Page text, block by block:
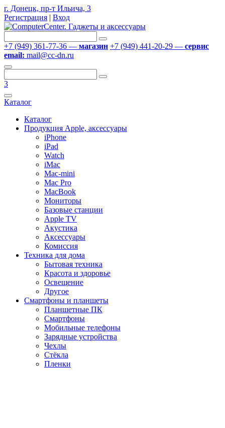
г. Донецк, пр-т Ильича, 3
Регистрация | Вход
+7 (949) 361-77-36 — магазин +7 (949) 441-20-29 — сервис
email: mail@cc-dn.ru
3
Каталог
Каталог
Продукция Apple, аксессуары
iPhone
iPad
Watch
iMac
Mac-mini
Mac Pro
MacBook
Мониторы
Базовые станции
Apple TV
Акустика
Аксессуары
Комиссия
Техника для дома
Бытовая техника
Красота и здоровье
Освещение
Другое
Смартфоны и планшеты
Планшетные ПК
Смартфоны
Мобильные телефоны
Зарядные устройства
Чехлы
Стёкла
Пленки